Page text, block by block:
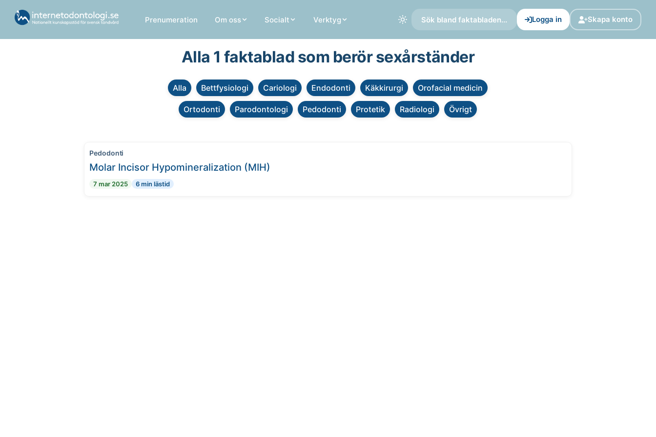
Prenumeration Om oss Socialt Verktyg Sök bland faktabladen... Logga in Skapa konto
Alla 1 faktablad som berör sexårständer
Alla Bettfysiologi Cariologi Endodonti Käkkirurgi Orofacial medicin
Ortodonti Parodontologi Pedodonti Protetik Radiologi Övrigt
Pedodonti
Molar Incisor Hypomineralization (MIH)
7 mar 2025 6 min lästid